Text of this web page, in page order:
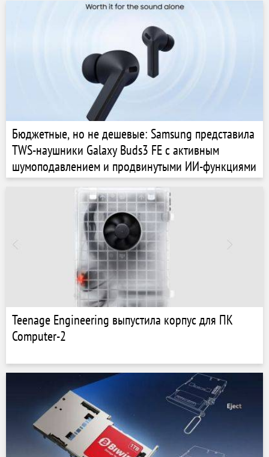
Бюджетные, но не дешевые: Samsung представила
TWS-наушники Galaxy Buds3 FE с активным
шумоподавлением и продвинутыми ИИ-функциями
Teenage Engineering выпустила корпус для ПК
Computer-2